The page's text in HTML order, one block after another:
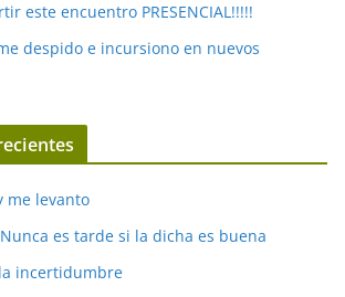
este encuentro PRESENCIAL!!!!!
despido e incursiono en nuevos
me levanto
Nunca es tarde si la dicha es buena
incertidumbre